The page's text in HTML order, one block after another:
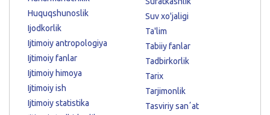
Huquqshunoslik
Ijodkorlik
Ijtimoiy antropologiya
Ijtimoiy fanlar
Ijtimoiy himoya
Ijtimoiy ish
Ijtimoiy statistika
Suv xo'jaligi
Ta'lim
Tabiiy fanlar
Tadbirkorlik
Tarix
Tarjimonlik
Tasviriy sanʼat